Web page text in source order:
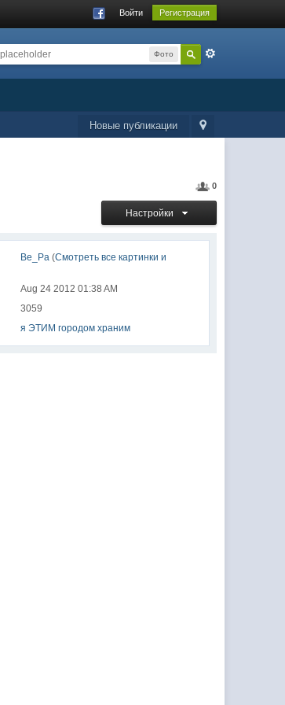
Войти Регистрация
Фото
Новые публикации
0
Настройки
Ве_Ра(Смотреть все картинки и
Aug 24 2012 01:38 AM
3059
я ЭТИМ городом храним